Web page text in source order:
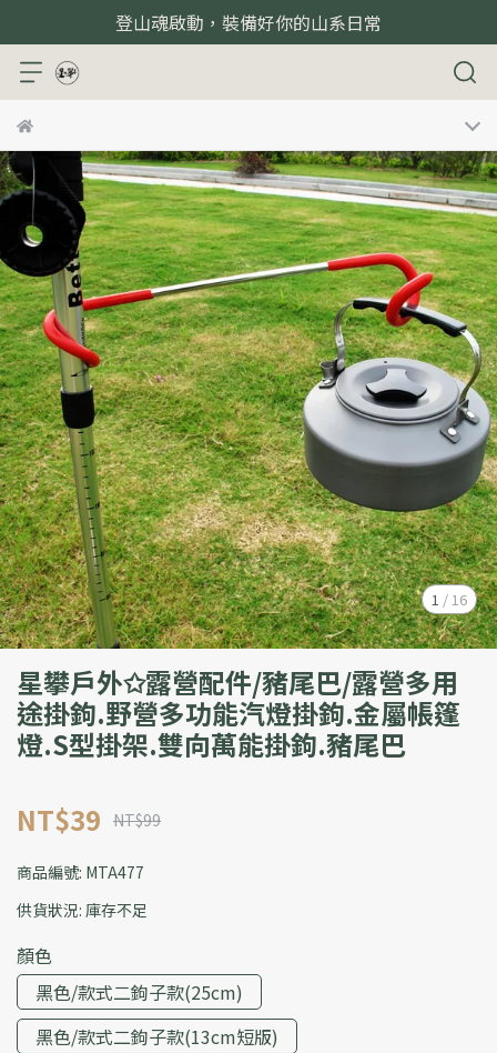
登山魂啟動，裝備好你的山系日常
1 / 16
星攀戶外✩露營配件/豬尾巴/露營多用
途掛鉤.野營多功能汽燈掛鉤.金屬帳篷
燈.S型掛架.雙向萬能掛鉤.豬尾巴
NT$39 NT$99
商品編號: MTA477
供貨狀況: 庫存不足
顏色
黑色/款式二鉤子款(25cm)
黑色/款式二鉤子款(13cm短版)